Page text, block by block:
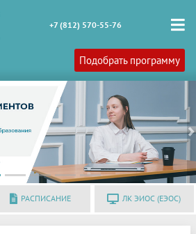
+7 (812) 570-55-76
Подобрать программу
РАСПИСАНИЕ ЛК ЭИОС (ЕЭОС)